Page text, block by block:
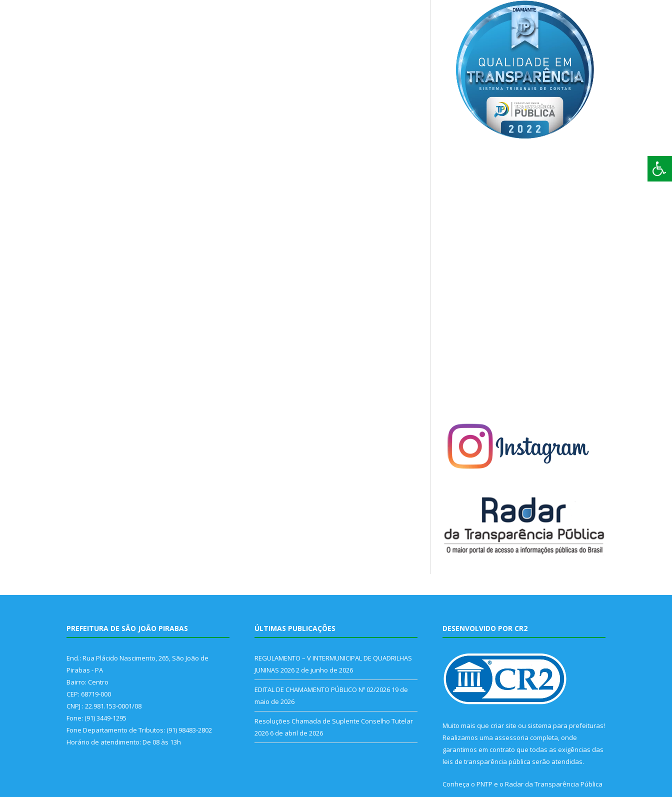
PREFEITURA DE SÃO JOÃO PIRABAS
End.: Rua Plácido Nascimento, 265, São João de
Pirabas - PA
Bairro: Centro
CEP: 68719-000
CNPJ : 22.981.153-0001/08
Fone: (91) 3449-1295
Fone Departamento de Tributos: (91) 98483-2802
Horário de atendimento: De 08 às 13h
ÚLTIMAS PUBLICAÇÕES
REGULAMENTO – V INTERMUNICIPAL DE QUADRILHAS
JUNINAS 20262 de junho de 2026
EDITAL DE CHAMAMENTO PÚBLICO Nº 02/2026 19 de
maio de 2026
Resoluções Chamada de Suplente Conselho Tutelar
2026 6 de abril de 2026
DESENVOLVIDO POR CR2
Muito mais que criar site ou sistema para prefeituras!
Realizamos uma assessoria completa, onde
garantimos em contrato que todas as exigências das
leis de transparência pública serão atendidas.
Conheça o PNTP e o Radar da Transparência Pública